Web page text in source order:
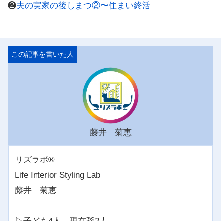
❷夫の実家の後しまつ②〜住まい終活
藤井 菊恵
リズラボ®️
Life Interior Styling Lab
藤井 菊恵